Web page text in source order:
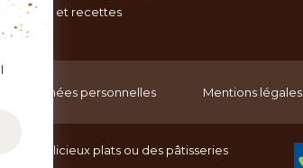
Conseils et recettes
Données personnelles Mentions légales
de délicieux plats ou des pâtisseries